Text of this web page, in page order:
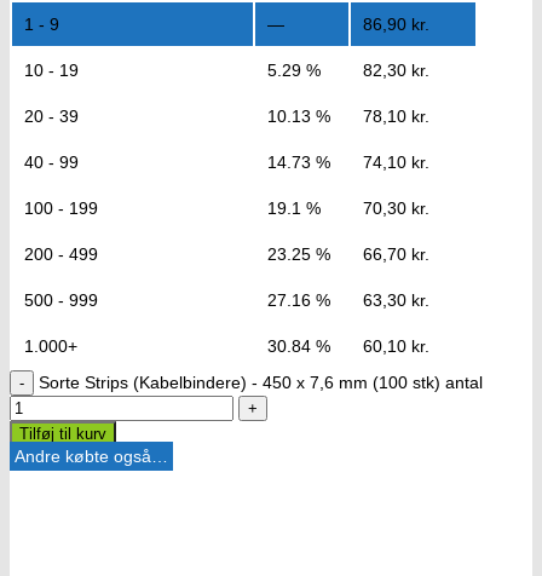
1 - 9
— 86,90 kr.
10 - 19 5.29 % 82,30 kr.
20 - 39 10.13 % 78,10 kr.
40 - 99 14.73 % 74,10 kr.
100 - 199 19.1 % 70,30 kr.
200 - 499 23.25 % 66,70 kr.
500 - 999 27.16 % 63,30 kr.
1.000+ 30.84 % 60,10 kr.
Sorte Strips (Kabelbindere) - 450 x 7,6 mm (100 stk) antal
Tilføj til kurv
Andre købte også…